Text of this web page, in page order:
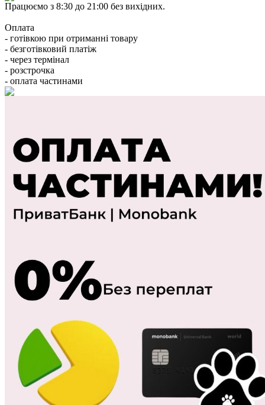
Працюємо з 8:30 до 21:00 без вихідних.
Оплата
- готівкою при отриманні товару
- безготівковий платіж
- через термінал
- розстрочка
- оплата частинами